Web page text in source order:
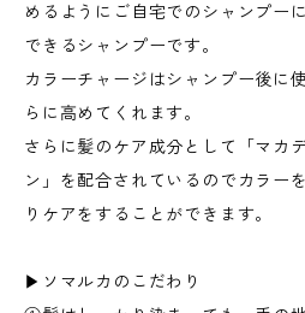
めるようにご自宅でのシャンプー
できるシャンプーです。
カラーチャージはシャンプー後に
らに高めてくれます。
さらに髪のケア成分として「マカ
ン」を配合されているのでカラー
りケアをすることができます。
▶︎ソマルカのこだわり